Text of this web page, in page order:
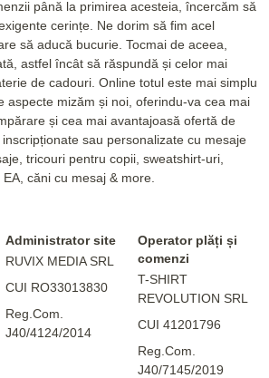
până la primirea acesteia, încercăm să
cerințe. Ne dorim să fim acel
să aducă bucurie. Tocmai de aceea,
astfel încât să răspundă și celor mai
de cadouri. Online totul este mai simplu
aspecte mizăm și noi, oferindu-va cea mai
și cea mai avantajoasă ofertă de
sau personalizate cu mesaje
tricouri pentru copii, sweatshirt-uri,
căni cu mesaj & more.
Administrator site
RUVIX MEDIA SRL
CUI RO33013830
Reg.Com.
J40/4124/2014
Operator plăți și
comenzi
T-SHIRT
REVOLUTION SRL
CUI 41201796
Reg.Com.
J40/7145/2019